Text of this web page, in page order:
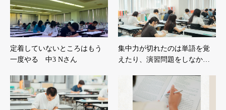
定着していないところはもう
一度やる 中3 Nさん
集中力が切れたのは単語を覚
えたり、演習問題をしなか…